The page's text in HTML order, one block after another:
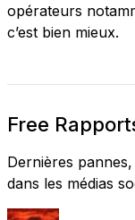
opérateurs
c’est bien mieux.
Free
Dernières
dans les médias